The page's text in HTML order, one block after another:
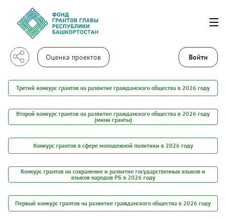
Войти
Третий конкурс грантов на развитие гражданского общества в 2026 году
Второй конкурс грантов на развитие гражданского общества в 2026 году
(мини гранты)
Конкурс грантов в сфере молодежной политики в 2026 году
Конкурс грантов на сохранение и развитие государственных языков и
языков народов РБ в 2026 году
Первый конкурс грантов на развитие гражданского общества в 2026 году